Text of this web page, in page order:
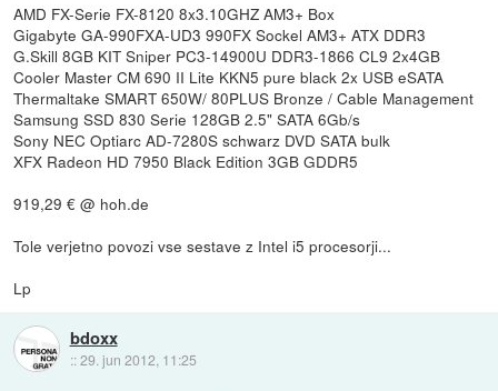
AMD FX-Serie FX-8120 8x3.10GHZ AM3+ Box
Gigabyte GA-990FXA-UD3 990FX Sockel AM3+ ATX DDR3
G.Skill 8GB KIT Sniper PC3-14900U DDR3-1866 CL9 2x4GB
Cooler Master CM 690 II Lite KKN5 pure black 2x USB eSATA
Thermaltake SMART 650W/ 80PLUS Bronze / Cable Management
Samsung SSD 830 Serie 128GB 2.5" SATA 6Gb/s
Sony NEC Optiarc AD-7280S schwarz DVD SATA bulk
XFX Radeon HD 7950 Black Edition 3GB GDDR5
919,29 € @ hoh.de
Tole verjetno povozi vse sestave z Intel i5 procesorji...
Lp
bdoxx
::29. jun 2012, 11:25